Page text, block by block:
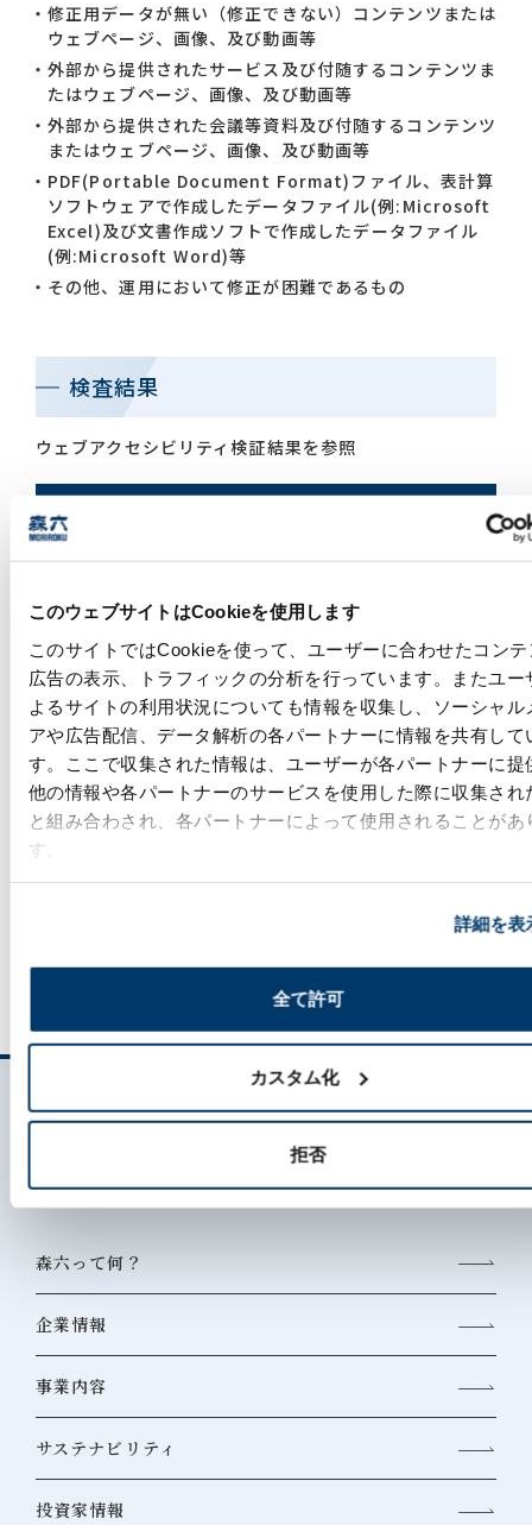
このウェブサイトはCookieを使用します
このサイトではCookieを使って、ユーザーに合わせたコンテ
広告の表示、トラフィックの分析を行っています。またユー
よるサイトの利用状況についても情報を収集し、ソーシャル
アや広告配信、データ解析の各パートナーに情報を共有して
す。ここで収集された情報は、ユーザーが各パートナーに提
他の情報や各パートナーのサービスを使用した際に収集され
と組み合わされ、各パートナーによって使用されることがあ
す。
詳細を表
全て許可
カスタム化
拒否
修正用データが無い（修正できない）コンテンツまたは
ウェブページ、画像、及び動画等
外部から提供されたサービス及び付随するコンテンツま
たはウェブページ、画像、及び動画等
外部から提供された会議等資料及び付随するコンテンツ
またはウェブページ、画像、及び動画等
PDF(Portable Document Format)ファイル、表計算
ソフトウェアで作成したデータファイル(例:Microsoft
Excel)及び文書作成ソフトで作成したデータファイル
(例:Microsoft Word)等
その他、運用において修正が困難であるもの
検査結果
ウェブアクセシビリティ検証結果を参照
ウェブアクセシビリティ検証結果
更新履歴
2025年4月1日「ウェブアクセシビリティ方針」および
「ウェブアクセシビリティ検証結果」を公開
お問い合わせ
森六って何？
企業情報
事業内容
サステナビリティ
投資家情報